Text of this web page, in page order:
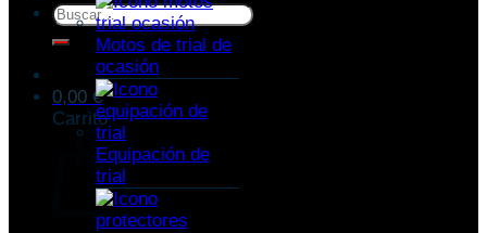
Buscar
por:
0,00 €
Carrito
Motos de trial de
ocasión
Equipación de
trial